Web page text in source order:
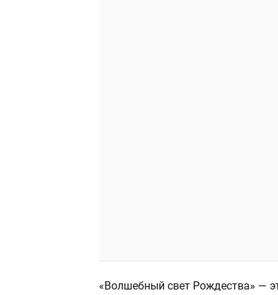
«Волшебный свет Рождества» —